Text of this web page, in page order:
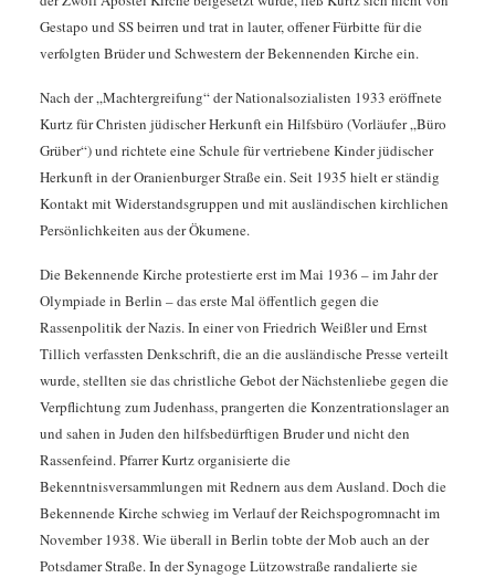
Gestapo und SS beirren und trat in lauter, offener Fürbitte für die
verfolgten Brüder und Schwestern der Bekennenden Kirche ein.
Nach der „Machtergreifung“ der Nationalsozialisten 1933 eröffnete
Kurtz für Christen jüdischer Herkunft ein Hilfsbüro (Vorläufer „Büro
Grüber“) und richtete eine Schule für vertriebene Kinder jüdischer
Herkunft in der Oranienburger Straße ein. Seit 1935 hielt er ständig
Kontakt mit Widerstandsgruppen und mit ausländischen kirchlichen
Persönlichkeiten aus der Ökumene.
Die Bekennende Kirche protestierte erst im Mai 1936 – im Jahr der
Olympiade in Berlin – das erste Mal öffentlich gegen die
Rassenpolitik der Nazis. In einer von Friedrich Weißler und Ernst
Tillich verfassten Denkschrift, die an die ausländische Presse verteilt
wurde, stellten sie das christliche Gebot der Nächstenliebe gegen die
Verpflichtung zum Judenhass, prangerten die Konzentrationslager an
und sahen in Juden den hilfsbedürftigen Bruder und nicht den
Rassenfeind. Pfarrer Kurtz organisierte die
Bekenntnisversammlungen mit Rednern aus dem Ausland. Doch die
Bekennende Kirche schwieg im Verlauf der Reichspogromnacht im
November 1938. Wie überall in Berlin tobte der Mob auch an der
Potsdamer Straße. In der Synagoge Lützowstraße randalierte sie